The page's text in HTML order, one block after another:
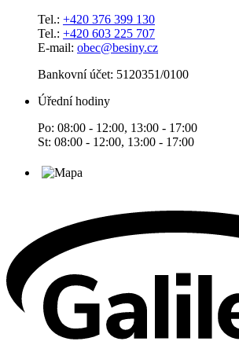
Tel.: +420 376 399 130
Tel.: +420 603 225 707
E-mail: obec@besiny.cz
Bankovní účet: 5120351/0100
Úřední hodiny
Po: 08:00 - 12:00, 13:00 - 17:00
St: 08:00 - 12:00, 13:00 - 17:00